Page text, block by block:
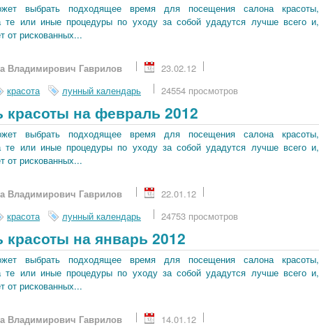
выбрать подходящее время для посещения салона красоты,
те или иные процедуры по уходу за собой удадутся лучше всего и,
от рискованных...
Владимирович Гаврилов
23.02.12
красота лунный календарь 24554 просмотров
красоты на февраль 2012
выбрать подходящее время для посещения салона красоты,
те или иные процедуры по уходу за собой удадутся лучше всего и,
от рискованных...
Владимирович Гаврилов
22.01.12
красота лунный календарь 24753 просмотров
красоты на январь 2012
выбрать подходящее время для посещения салона красоты,
те или иные процедуры по уходу за собой удадутся лучше всего и,
от рискованных...
Владимирович Гаврилов
14.01.12